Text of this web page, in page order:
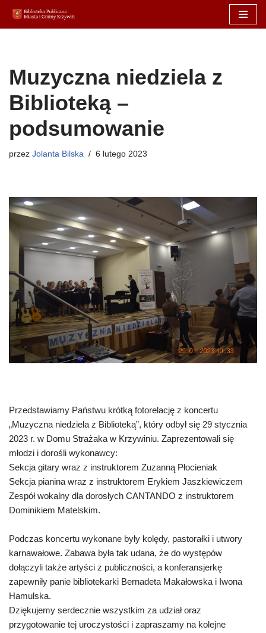
Przejdź
Muzyczna niedziela z
Biblioteką –
podsumowanie
przez Jolanta Bilska 6 lutego 2023
Przedstawiamy Państwu krótką fotorelację z koncertu
„Muzyczna niedziela z Biblioteką”, który odbył się 29 stycznia
2023 r. w Domu Strażaka w Krzywiniu. Zaprezentowali się
młodzi i dorośli wykonawcy:
Sekcja gitary wraz z instruktorem Zuzanną Płocieniak
Sekcja pianina wraz z instruktorem Erykiem Jaszkiewiczem
Zespół wokalny dla dorosłych CANTANDO z instruktorem
Dominikiem Matelskim.
Podczas koncertu wykonane były kolędy, pastorałki i utwory
karnawałowe. Zabawa była tak udana, że do występów
dołączyli także artyści z publiczności, a konferansjerkę
zapewniły panie bibliotekarki Bernadeta Makałowska i Iwona
Hamulska.
Dziękujemy serdecznie wszystkim za udział oraz
przygotowanie tej uroczystości i zapraszamy na kolejne